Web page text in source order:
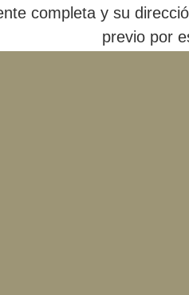
completa y su
previo por